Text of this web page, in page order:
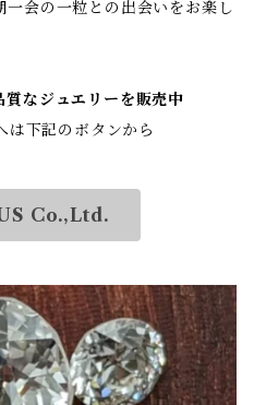
会の一粒との出会いをお楽し
質なジュエリーを販売中
は下記のボタンから
Co.,Ltd.